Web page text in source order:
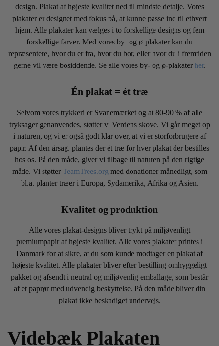
design. Plakat af højeste kvalitet ned til mindste detalje. Vores
plakater er designet med fokus på, at kunne passe ind til ethvert
hjem. Alle plakater kan vælges i to forskellige designs og fem
forskellige farver. Med vores by- og ø-plakater kan du
repræsentere, hvor du er fra, hvor du bor, eller hvor du i fremtiden
gerne vil være bosiddende. Se alle vores by- og ø-plakater her.
Én plakat = ét træ
Selvom vores trykkeri er Svanemærket og at 80-90 % af alle
tryksager genanvendes, støtter vi Verdens skove. Vi går meget op
i naturen, og vi er også godt klar over, at vi er storforbrugere af
papir. Af den årsag, plantes der ét træ for hver plakat der bestilles
hos os. På den måde, giver vi tilbage til naturen på den rigtige
måde. Vi støtter TeamTrees.org med donationer månedligt, som
bl.a. planter træer i Europa, Sydamerika, Afrika og Asien.
Kvalitet og produktion
Alle vores plakat-designs bliver trykt på miljøvenligt
premiumpapir af højeste kvalitet. Alle vores plakater printes i
Danmark for at sikre, at du som kunde modtager en plakat af
højeste kvalitet. Alle plakater bliver efter bestilling omhyggeligt
pakket og afsendt i neutral og miljøvenlig emballage, som består
af et paprør med udvendig beskyttelse. På den måde bliver din
plakat ikke beskadiget undervejs.
Videbæk Plakaten